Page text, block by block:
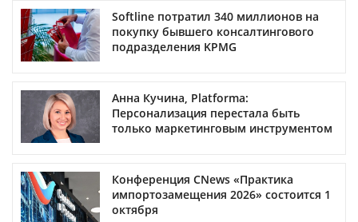
Softline потратил 340 миллионов на
покупку бывшего консалтингового
подразделения KPMG
Анна Кучина, Platforma:
Персонализация перестала быть
только маркетинговым инструментом
Конференция CNews «Практика
импортозамещения 2026» состоится 1
октября